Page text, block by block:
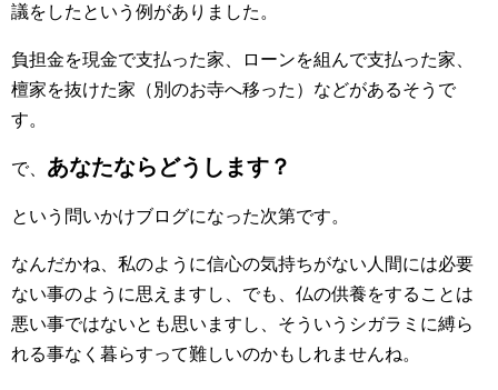
議をしたという例がありました。
負担金を現金で支払った家、ローンを組んで支払った家、
檀家を抜けた家（別のお寺へ移った）などがあるそうで
す。
で、 あなたならどうします？
という問いかけブログになった次第です。
なんだかね、私のように信心の気持ちがない人間には必要
ない事のように思えますし、でも、仏の供養をすることは
悪い事ではないとも思いますし、そういうシガラミに縛ら
れる事なく暮らすって難しいのかもしれませんね。